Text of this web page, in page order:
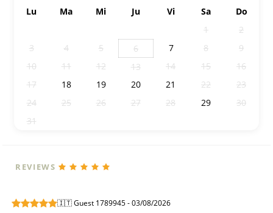
Lu
Ma Mi Ju Vi Sa
Do
1
2
3
4 5 6 7 8
9
10
11 12 13 14 15
16
17
18 19 20 21 22
23
24
25 26 27 28 29
30
31
REVIEWS
🇮🇹 Guest 1789945 - 03/08/2026